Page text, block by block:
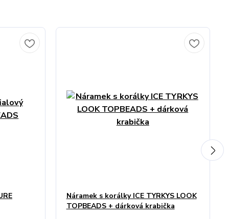
Náramek s korálky ICE TYRKYS LOOK
TOPBEADS + dárková krabička